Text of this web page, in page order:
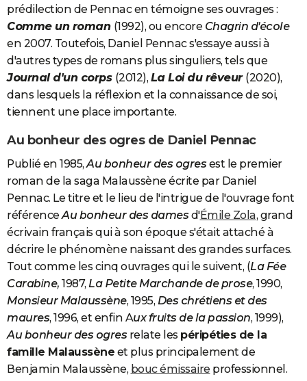
prédilection de Pennac en témoigne ses ouvrages :
Comme un roman (1992), ou encore Chagrin d'école
en 2007. Toutefois, Daniel Pennac s'essaye aussi à
d'autres types de romans plus singuliers, tels que
Journal d'un corps (2012), La Loi du rêveur (2020),
dans lesquels la réflexion et la connaissance de soi,
tiennent une place importante.
Au bonheur des ogres de Daniel Pennac
Publié en 1985, Au bonheur des ogres est le premier
roman de la saga Malaussène écrite par Daniel
Pennac. Le titre et le lieu de l'intrigue de l'ouvrage font
référence Au bonheur des dames d'Émile Zola, grand
écrivain français qui à son époque s'était attaché à
décrire le phénomène naissant des grandes surfaces.
Tout comme les cinq ouvrages qui le suivent, (La Fée
Carabine, 1987, La Petite Marchande de prose, 1990,
Monsieur Malaussène, 1995, Des chrétiens et des
maures, 1996, et enfin Aux fruits de la passion, 1999),
Au bonheur des ogres relate les péripéties de la
famille Malaussène et plus principalement de
Benjamin Malaussène, bouc émissaire professionnel.